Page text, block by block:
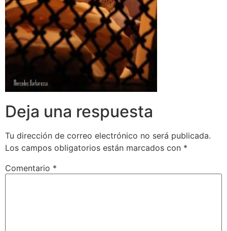
Deja una respuesta
Tu dirección de correo electrónico no será publicada.
Los campos obligatorios están marcados con *
Comentario *